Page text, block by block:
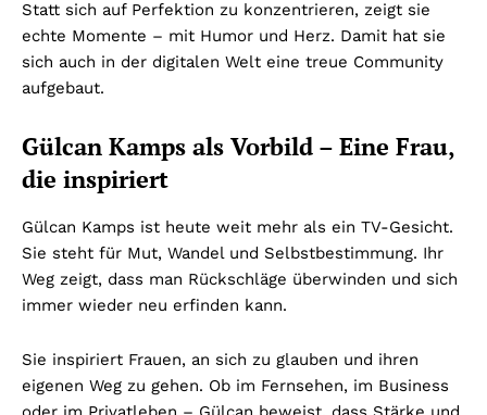
Statt sich auf Perfektion zu konzentrieren, zeigt sie
echte Momente – mit Humor und Herz. Damit hat sie
sich auch in der digitalen Welt eine treue Community
aufgebaut.
Gülcan Kamps als Vorbild – Eine Frau,
die inspiriert
Gülcan Kamps ist heute weit mehr als ein TV-Gesicht.
Sie steht für Mut, Wandel und Selbstbestimmung. Ihr
Weg zeigt, dass man Rückschläge überwinden und sich
immer wieder neu erfinden kann.
Sie inspiriert Frauen, an sich zu glauben und ihren
eigenen Weg zu gehen. Ob im Fernsehen, im Business